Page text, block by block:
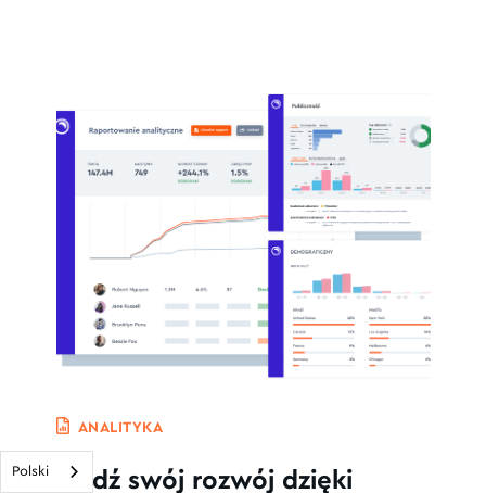
ANALITYKA
Śledź swój rozwój dzięki
Polski